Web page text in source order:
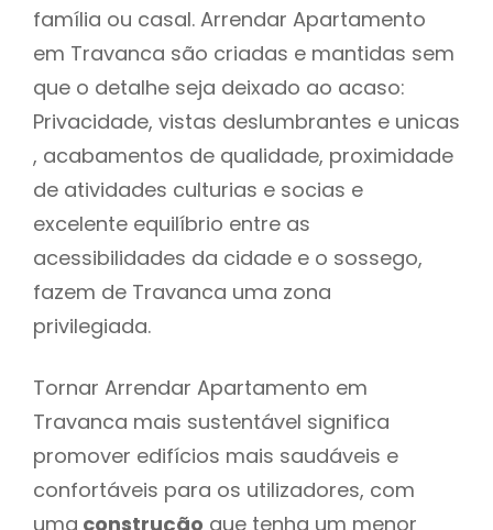
família ou casal. Arrendar Apartamento
em Travanca são criadas e mantidas sem
que o detalhe seja deixado ao acaso:
Privacidade, vistas deslumbrantes e unicas
, acabamentos de qualidade, proximidade
de atividades culturias e socias e
excelente equilíbrio entre as
acessibilidades da cidade e o sossego,
fazem de Travanca uma zona
privilegiada.
Tornar Arrendar Apartamento em
Travanca mais sustentável significa
promover edifícios mais saudáveis e
confortáveis para os utilizadores, com
uma construção que tenha um menor